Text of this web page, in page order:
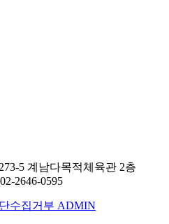
5 계남다목적체육관 2층
2646-0595
수집거부 ADMIN